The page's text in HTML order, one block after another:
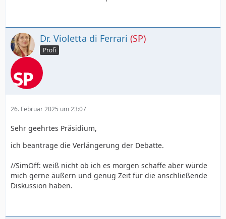
Dr. Violetta di Ferrari (SP)
Profi
26. Februar 2025 um 23:07
Sehr geehrtes Präsidium,
ich beantrage die Verlängerung der Debatte.
//SimOff: weiß nicht ob ich es morgen schaffe aber würde
mich gerne äußern und genug Zeit für die anschließende
Diskussion haben.